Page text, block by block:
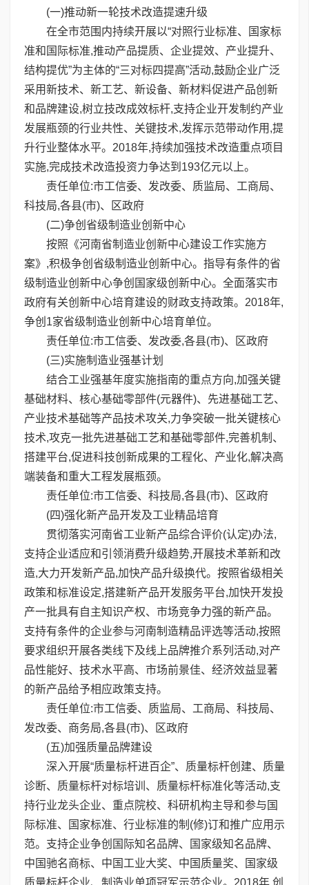
(一)推动新一轮技术改造提速升级
在全市范围内持续开展以“对照行业标准、国家标
准和国际标准,推动产品提质、企业提效、产业提升、
结构提优”为主体的“三对标四提高”活动,鼓励企业广泛
采用新技术、新工艺、新设备、新材料促进产品创新
和品牌建设,树立技改成效标杆,支持企业开发制约产业
发展瓶颈的行业共性、关键技术,发挥示范带动作用,提
升行业整体水平。2018年,持续加强技术改造重点项目
实施,完成技术改造投资力争达到193亿元以上。
责任单位:市工信委、发改委、质监局、工商局、
科技局,各县(市)、区政府
(二)争创省级制造业创新中心
按照《河南省制造业创新中心建设工作实施方
案》,积极争创省级制造业创新中心。指导有条件的省
级制造业创新中心争创国家级创新中心。全面落实市
政府有关创新中心培育建设的财政支持政策。2018年,
争创1家省级制造业创新中心培育单位。
责任单位:市工信委、发改委,各县(市)、区政府
(三)实施制造业强基计划
结合工业强基年度实施指南的重点方向,加强关键
基础材料、核心基础零部件(元器件)、先进基础工艺、
产业技术基础等产品技术攻关,力争突破一批关键核心
技术,攻克一批先进基础工艺和基础零部件,完善机制、
搭建平台,促进科技创新成果的工程化、产业化,解决高
端装备和重大工程发展瓶颈。
责任单位:市工信委、科技局,各县(市)、区政府
(四)强化新产品开发及工业精品培育
贯彻落实河南省工业新产品综合评价(认定)办法,
支持企业适应和引领消费升级趋势,开展技术革新和改
造,大力开发新产品,加快产品升级换代。按照省级相关
政策和标准设定,搭建新产品开发服务平台,加快开发投
产一批具有自主知识产权、市场竞争力强的新产品。
支持有条件的企业参与河南制造精品评选等活动,按照
要求组织开展各类线下及线上品牌推介系列活动,对产
品性能好、技术水平高、市场前景佳、经济效益显著
的新产品给予相应政策支持。
责任单位:市工信委、质监局、工商局、科技局、
发改委、商务局,各县(市)、区政府
(五)加强质量品牌建设
深入开展“质量标杆进百企”、质量标杆创建、质量
诊断、质量标杆对标培训、质量标杆标准化等活动,支
持行业龙头企业、重点院校、科研机构主导和参与国
际标准、国家标准、行业标准的制(修)订和推广应用示
范。支持企业争创国际知名品牌、国家级知名品牌、
中国驰名商标、中国工业大奖、中国质量奖、国家级